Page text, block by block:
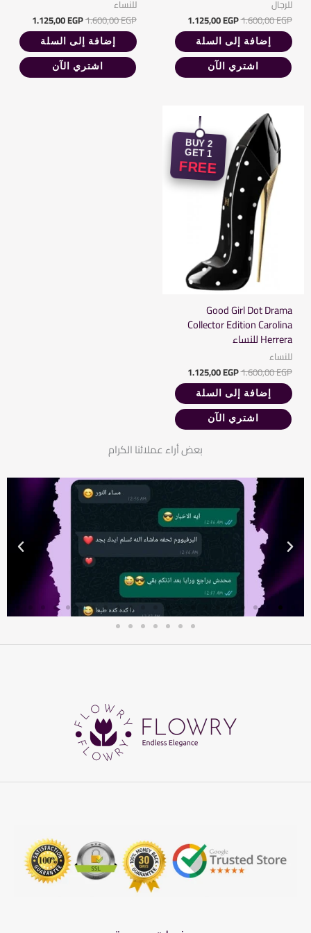
للرجال
1.600,00EGP
1.125,00EGP
إضافة إلى السلة
اشتري الآن
للنساء
1.600,00EGP
1.125,00EGP
إضافة إلى السلة
اشتري الآن
BUY 2
GET 1
FREE
Good Girl Dot Drama
Collector Edition Carolina
Herrera للنساء
للنساء
1.600,00EGP
هو:
1.600,00 EGP.
1.125,00EGP
هو:
1.125,00 EGP.
إضافة إلى السلة
اشتري الآن
بعض أراء عملائنا الكرام